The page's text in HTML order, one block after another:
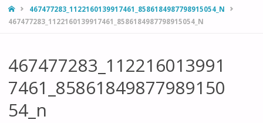
HOME467477283_1122160139917461_8586184987798915054_N
467477283_1122160139917461_8586184987798915054_N
467477283_112216013991
7461_85861849877989150
54_n